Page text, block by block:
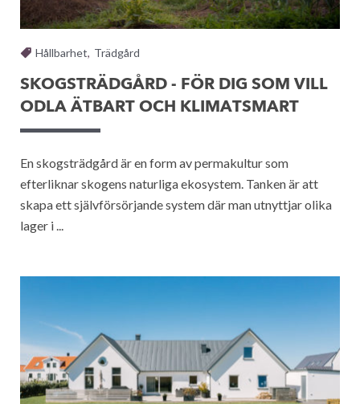
Hållbarhet, Trädgård
SKOGSTRÄDGÅRD - FÖR DIG SOM VILL
ODLA ÄTBART OCH KLIMATSMART
En skogsträdgård är en form av permakultur som
efterliknar skogens naturliga ekosystem. Tanken är att
skapa ett självförsörjande system där man utnyttjar olika
lager i ...